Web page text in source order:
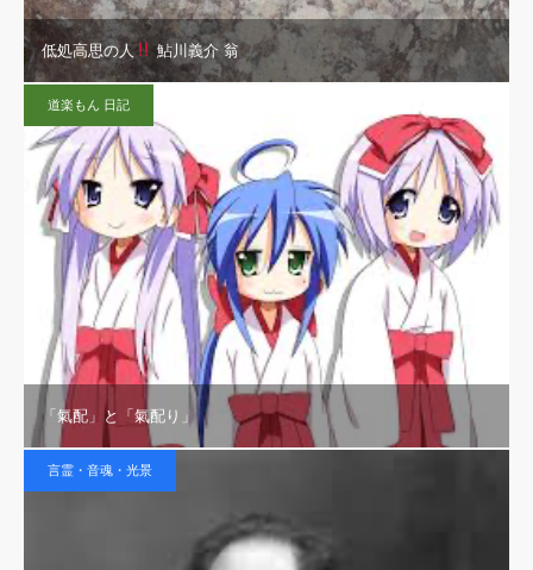
低処高思の人 鮎川義介 翁
道楽もん 日記
「氣配」と「氣配り」
言霊・音魂・光景